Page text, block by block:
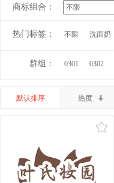
商标组合：
热门标签： 不限 洗面奶
群组： 0301 0302
默认排序 热度